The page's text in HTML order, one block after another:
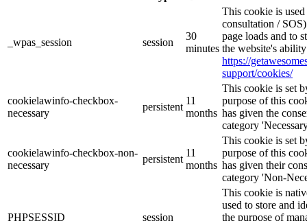
_wpas_session session
30
minutes
This cookie is
consultation /
page loads and to
the website's
https://
support/cookies/
cookielawinfo-checkbox-
necessary
persistent
11
months
This cookie is set
purpose of this
has given the
category
cookielawinfo-checkbox-non-
necessary
persistent
11
months
This cookie is set
purpose of this
has given their
category 'Non-
PHPSESSID session
This cookie is
used to store and
the purpose of